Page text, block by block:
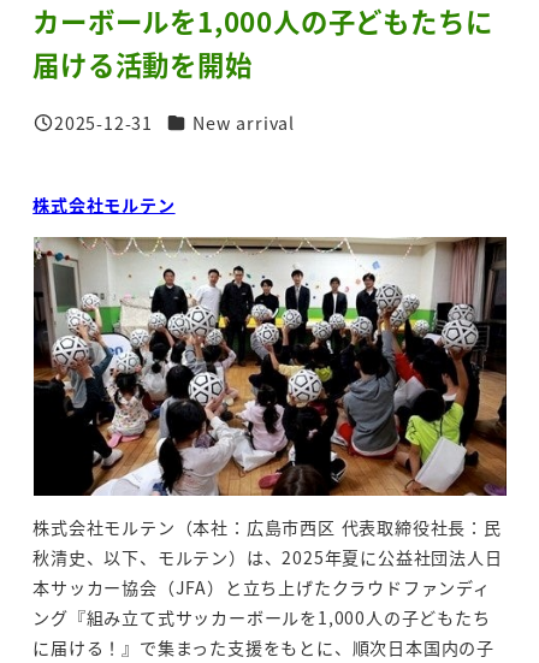
カーボールを1,000人の子どもたちに
届ける活動を開始
投稿日
2025-12-31 カテゴリー
New arrival
株式会社モルテン
株式会社モルテン（本社：広島市西区 代表取締役社長：民
秋清史、以下、モルテン）は、2025年夏に公益社団法人日
本サッカー協会（JFA）と立ち上げたクラウドファンディ
ング『組み立て式サッカーボールを1,000人の子どもたち
に届ける！』で集まった支援をもとに、順次日本国内の子